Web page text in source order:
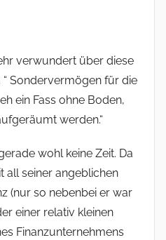
verwundert über diese
“ Sondervermögen für die
ein Fass ohne Boden,
werden.“
wohl keine Zeit. Da
all seiner angeblichen
(nur so nebenbei er war
einer relativ kleinen
Finanzunternehmens